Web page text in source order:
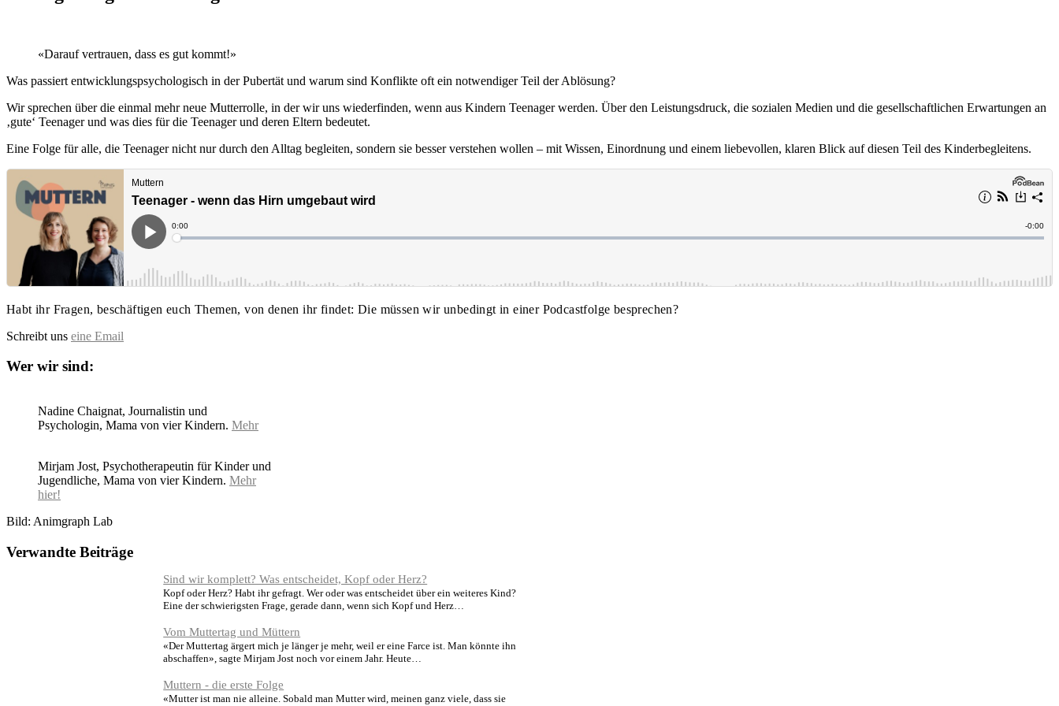
«Darauf vertrauen, dass es gut kommt!»
Was passiert entwicklungspsychologisch in der Pubertät und warum sind Konflikte oft ein notwendiger Teil der Ablösung?
Wir sprechen über die einmal mehr neue Mutterrolle, in der wir uns wiederfinden, wenn aus Kindern Teenager werden. Über den Leistungsdruck, die sozialen Medien und die gesellschaftlichen Erwartungen an
‚gute‘ Teenager und was dies für die Teenager und deren Eltern bedeutet.
Eine Folge für alle, die Teenager nicht nur durch den Alltag begleiten, sondern sie besser verstehen wollen – mit Wissen, Einordnung und einem liebevollen, klaren Blick auf diesen Teil des Kinderbegleitens.
Habt ihr Fragen, beschäftigen euch Themen, von denen ihr findet: Die müssen wir unbedingt in einer Podcastfolge besprechen?
Schreibt uns eine Email
Wer wir sind:
Nadine Chaignat, Journalistin und
Psychologin, Mama von vier Kindern. Mehr
Mirjam Jost, Psychotherapeutin für Kinder und
Jugendliche, Mama von vier Kindern. Mehr
hier!
Bild: Animgraph Lab
Verwandte Beiträge
Sind wir komplett? Was entscheidet, Kopf oder Herz?
Kopf oder Herz? Habt ihr gefragt. Wer oder was entscheidet über ein weiteres Kind?
Eine der schwierigsten Frage, gerade dann, wenn sich Kopf und Herz…
Vom Muttertag und Müttern
«Der Muttertag ärgert mich je länger je mehr, weil er eine Farce ist. Man könnte ihn
abschaffen», sagte Mirjam Jost noch vor einem Jahr. Heute…
Muttern - die erste Folge
«Mutter ist man nie alleine. Sobald man Mutter wird, meinen ganz viele, dass sie